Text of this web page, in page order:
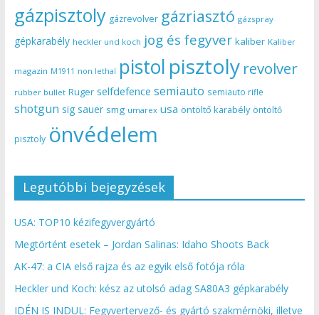
gázpisztoly gázrevolver gázriasztó gázspray
gépkarabély heckler und koch jog és fegyver kaliber Kaliber
magazin M1911 non lethal pistol pisztoly revolver
rubber bullet Ruger selfdefence semiauto semiauto rifle
shotgun sig sauer smg umarex usa öntöltő karabély öntöltő
pisztoly önvédelem
Legutóbbi bejegyzések
USA: TOP10 kézifegyvergyártó
Megtörtént esetek – Jordan Salinas: Idaho Shoots Back
AK-47: a CIA első rajza és az egyik első fotója róla
Heckler und Koch: kész az utolsó adag SA80A3 gépkarabély
IDÉN IS INDUL: Fegyvertervező- és gyártó szakmérnöki, illetve